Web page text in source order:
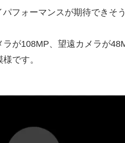
フォーマンスが期待できそう
ラが108MP、望遠カメラが
です。